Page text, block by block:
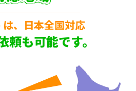
、日本全国対応
頼も可能です。